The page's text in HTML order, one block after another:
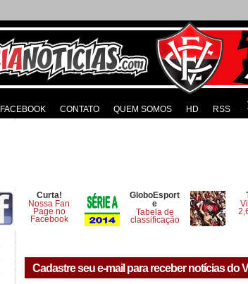
FACEBOOK CONTATO QUEM SOMOS HD RSS
Curta!
Nossa Fan
Page no
Facebook
GloboEsport
e
Tabela de
classificação
Cadastre seu e-mail para receber notícias do